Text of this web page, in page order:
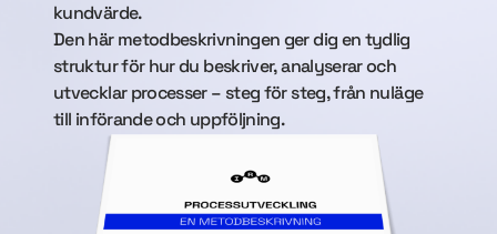
kundvärde.
Den här metodbeskrivningen ger dig en tydlig
struktur för hur du beskriver, analyserar och
utvecklar processer – steg för steg, från nuläge
till införande och uppföljning.